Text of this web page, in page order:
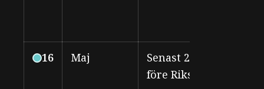
16 Maj
Senast 2 veckor
före Riksmöte